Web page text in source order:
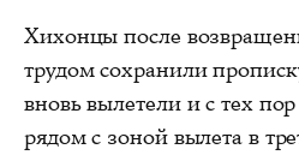
Хихонцы после
трудом сохранили
вновь вылетели и с тех
рядом с зоной вылета в